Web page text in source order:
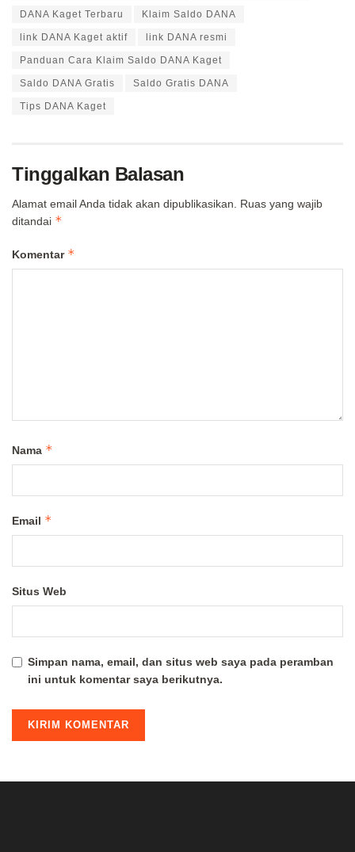
DANA Kaget Terbaru Klaim Saldo DANA
link DANA Kaget aktif link DANA resmi
Panduan Cara Klaim Saldo DANA Kaget
Saldo DANA Gratis Saldo Gratis DANA
Tips DANA Kaget
Tinggalkan Balasan
Alamat email Anda tidak akan dipublikasikan.
Ruas yang wajib
ditandai *
Komentar *
Nama *
Email *
Situs Web
Simpan nama, email, dan situs web saya pada peramban
ini untuk komentar saya berikutnya.